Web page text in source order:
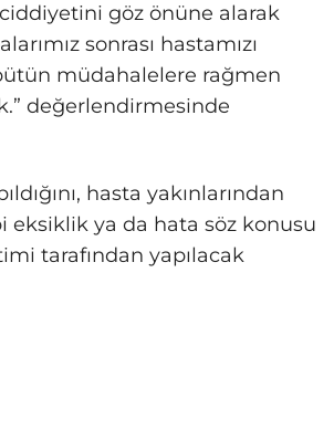
göz önüne alarak
sonrası hastamızı
müdahalelere rağmen
değerlendirmesinde
hasta yakınlarından
eksiklik ya da hata söz konusu
tarafından yapılacak